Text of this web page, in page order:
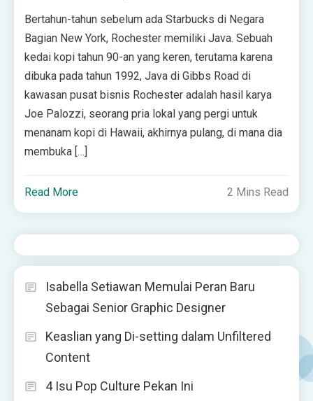
Bertahun-tahun sebelum ada Starbucks di Negara
Bagian New York, Rochester memiliki Java. Sebuah
kedai kopi tahun 90-an yang keren, terutama karena
dibuka pada tahun 1992, Java di Gibbs Road di
kawasan pusat bisnis Rochester adalah hasil karya
Joe Palozzi, seorang pria lokal yang pergi untuk
menanam kopi di Hawaii, akhirnya pulang, di mana dia
membuka […]
Read More 2 Mins Read
Isabella Setiawan Memulai Peran Baru
Sebagai Senior Graphic Designer
Keaslian yang Di-setting dalam Unfiltered
Content
4 Isu Pop Culture Pekan Ini